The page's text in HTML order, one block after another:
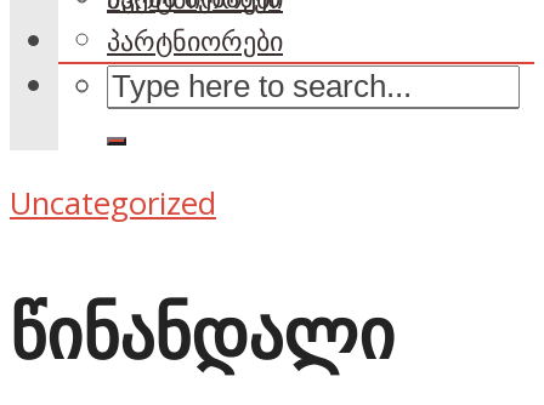
პარტნიორები
Uncategorized
წინანდალი